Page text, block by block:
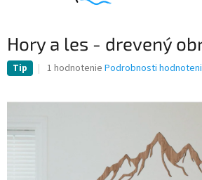
Hory a les - drevený
Tip
Priemerné
1 hodnotenie Podrobnosti